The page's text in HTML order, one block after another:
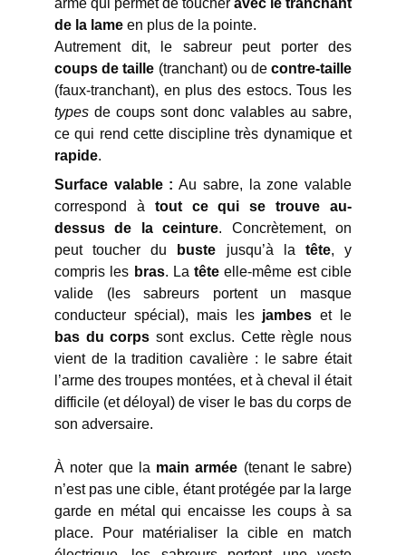
arme qui permet de toucher avec le tranchant
de la lame en plus de la pointe.
Autrement dit, le sabreur peut porter des
coups de taille (tranchant) ou decontre-taille
(faux-tranchant), en plus des estocs. Tous les
types de coups sont donc valables au sabre,
ce qui rend cette discipline très dynamique et
rapide.
Surface valable : Au sabre, la zone valable
correspond à tout ce qui se trouve au-
dessus de la ceinture. Concrètement, on
peut toucher du
buste jusqu’à la tête, y
compris les bras. Latête elle-même est cible
valide (les sabreurs portent un masque
conducteur spécial), mais les jambes et le
bas du corps sont exclus. Cette règle nous
vient de la tradition cavalière : le sabre était
l’arme des troupes montées, et à cheval il était
difficile (et déloyal) de viser le bas du corps de
son adversaire.
À noter que la main armée (tenant le sabre)
n’est pas une cible, étant protégée par la large
garde en métal qui encaisse les coups à sa
place. Pour matérialiser la cible en match